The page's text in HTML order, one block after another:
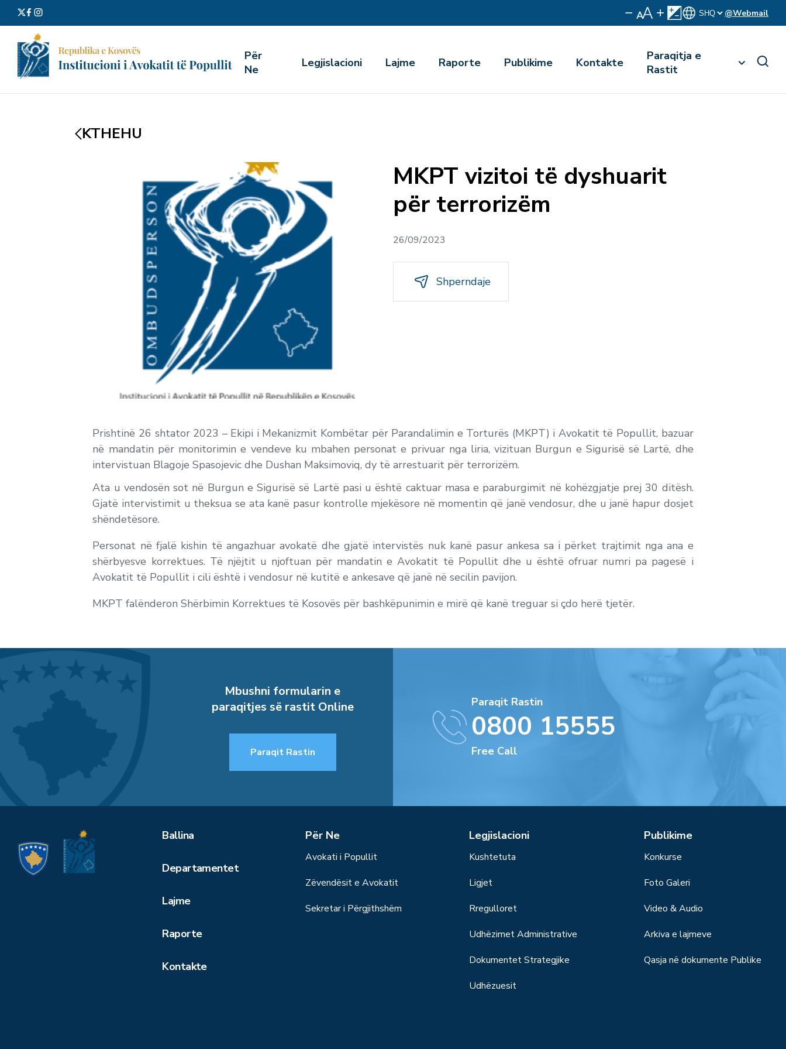
@Webmail
Për
Ne
Legjislacioni Lajme Raporte Publikime Kontakte
Paraqitja e
Rastit
KTHEHU
MKPT vizitoi të dyshuarit
për terrorizëm
26/09/2023
Shperndaje
Prishtinë 26 shtator 2023 – Ekipi i Mekanizmit Kombëtar për Parandalimin e Torturës (MKPT) i Avokatit të Popullit, bazuar
në mandatin për monitorimin e vendeve ku mbahen personat e privuar nga liria, vizituan Burgun e Sigurisë së Lartë, dhe
intervistuan Blagoje Spasojevic dhe Dushan Maksimoviq, dy të arrestuarit për terrorizëm.
Ata u vendosën sot në Burgun e Sigurisë së Lartë pasi u është caktuar masa e paraburgimit në kohëzgjatje prej 30 ditësh.
Gjatë intervistimit u theksua se ata kanë pasur kontrolle mjekësore në momentin që janë vendosur, dhe u janë hapur dosjet
shëndetësore.
Personat në fjalë kishin të angazhuar avokatë dhe gjatë intervistës nuk kanë pasur ankesa sa i përket trajtimit nga ana e
shërbyesve korrektues. Të njëjtit u njoftuan për mandatin e Avokatit të Popullit dhe u është ofruar numri pa pagesë i
Avokatit të Popullit i cili është i vendosur në kutitë e ankesave që janë në secilin pavijon.
MKPT falënderon Shërbimin Korrektues të Kosovës për bashkëpunimin e mirë që kanë treguar si çdo herë tjetër.
Mbushni formularin e
paraqitjes së rastit Online
Paraqit Rastin
Paraqit Rastin
0800 15555
Free Call
Ballina
Departamentet
Lajme
Raporte
Kontakte
Për Ne
Avokati i Popullit
Zëvendësit e Avokatit
Sekretar i Përgjithshëm
Legjislacioni
Kushtetuta
Ligjet
Rregulloret
Udhëzimet Administrative
Dokumentet Strategjike
Udhëzuesit
Publikime
Konkurse
Foto Galeri
Video & Audio
Arkiva e lajmeve
Qasja në dokumente Publike